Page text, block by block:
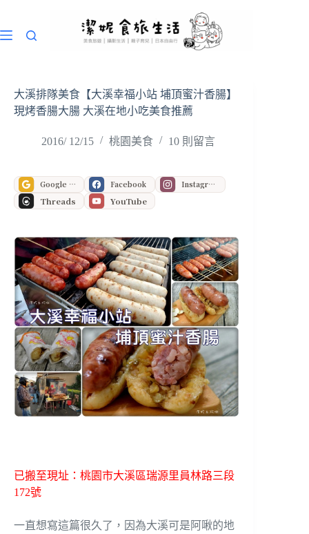
主
大溪排隊美食【大溪幸福小站 埔頂蜜汁香腸】
現烤香腸大腸 大溪在地小吃美食推薦
2016/ 12/15 桃園美食 10 則留言
Google 偏好來源 Facebook Instagram
Threads YouTube
已搬至現址：桃園市大溪區瑞源里員林路三段
172號
一直想寫這篇很久了，因為大溪可是阿啾的地